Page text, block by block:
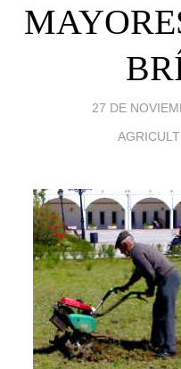
27 DE